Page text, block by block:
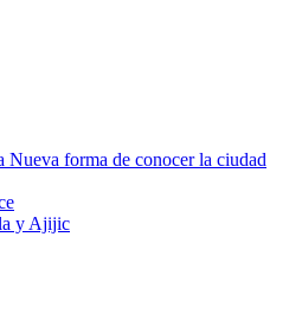
forma de conocer la ciudad
y Ajijic